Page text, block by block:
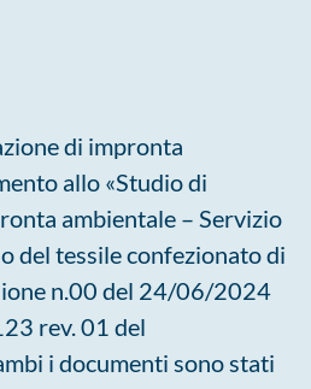
di impronta
allo «Studio di
ambientale – Servizio
del tessile confezionato di
n.00 del 24/06/2024
rev. 01 del
i documenti sono stati